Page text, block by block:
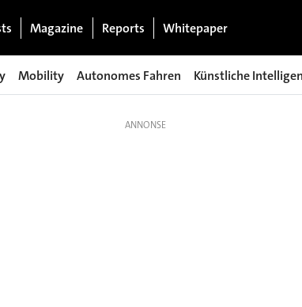
Magazine Reports Whitepaper
Mobility Autonomes Fahren Künstliche